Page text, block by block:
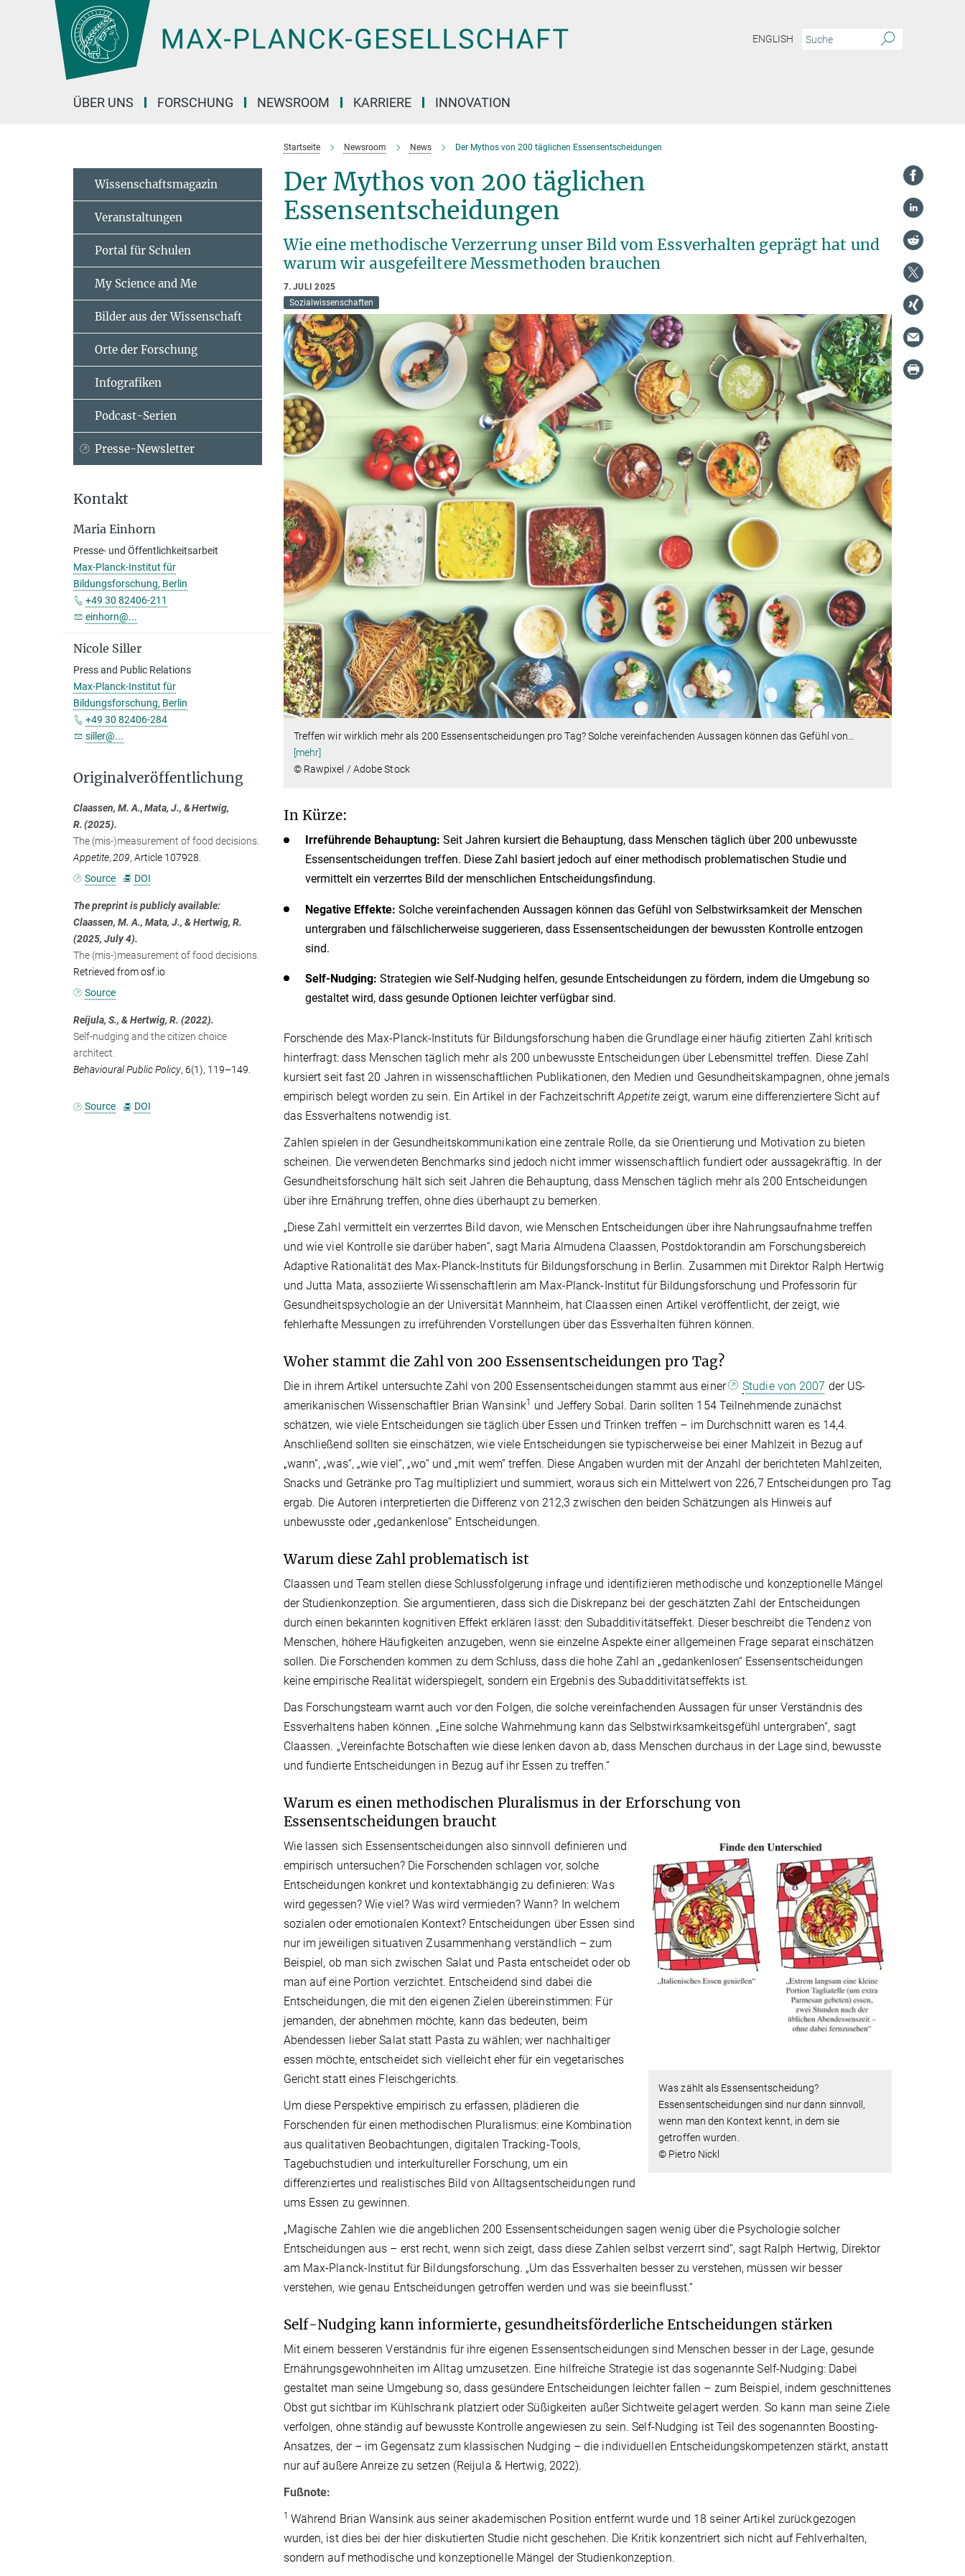
Hauptinhalt
ENGLISH
ÜBER UNS FORSCHUNG NEWSROOM KARRIERE INNOVATION
Startseite Newsroom News Der Mythos von 200 täglichen Essensentscheidungen
Der Mythos von 200 täglichen
Essensentscheidungen
Wie eine methodische Verzerrung unser Bild vom Essverhalten geprägt hat und
warum wir ausgefeiltere Messmethoden brauchen
7. JULI 2025
Sozialwissenschaften
Treffen wir wirklich mehr als 200 Essensentscheidungen pro Tag? Solche vereinfachenden Aussagen können das Gefühl von…
[mehr]
© Rawpixel / Adobe Stock
In Kürze:
Irreführende Behauptung: Seit Jahren kursiert die Behauptung, dass Menschen täglich über 200 unbewusste
Essensentscheidungen treffen. Diese Zahl basiert jedoch auf einer methodisch problematischen Studie und
vermittelt ein verzerrtes Bild der menschlichen Entscheidungsfindung.
Negative Effekte: Solche vereinfachenden Aussagen können das Gefühl von Selbstwirksamkeit der Menschen
untergraben und fälschlicherweise suggerieren, dass Essensentscheidungen der bewussten Kontrolle entzogen
sind.
Self-Nudging: Strategien wie Self-Nudging helfen, gesunde Entscheidungen zu fördern, indem die Umgebung so
gestaltet wird, dass gesunde Optionen leichter verfügbar sind.
Forschende des Max-Planck-Instituts für Bildungsforschung haben die Grundlage einer häufig zitierten Zahl kritisch
hinterfragt: dass Menschen täglich mehr als 200 unbewusste Entscheidungen über Lebensmittel treffen. Diese Zahl
kursiert seit fast 20 Jahren in wissenschaftlichen Publikationen, den Medien und Gesundheitskampagnen, ohne jemals
empirisch belegt worden zu sein. Ein Artikel in der FachzeitschriftAppetitezeigt, warum eine differenziertere Sicht auf
das Essverhaltens notwendig ist.
Zahlen spielen in der Gesundheitskommunikation eine zentrale Rolle, da sie Orientierung und Motivation zu bieten
scheinen. Die verwendeten Benchmarks sind jedoch nicht immer wissenschaftlich fundiert oder aussagekräftig. In der
Gesundheitsforschung hält sich seit Jahren die Behauptung, dass Menschen täglich mehr als 200 Entscheidungen
über ihre Ernährung treffen, ohne dies überhaupt zu bemerken.
„Diese Zahl vermittelt ein verzerrtes Bild davon, wie Menschen Entscheidungen über ihre Nahrungsaufnahme treffen
und wie viel Kontrolle sie darüber haben“, sagt Maria Almudena Claassen, Postdoktorandin am Forschungsbereich
Adaptive Rationalität des Max-Planck-Instituts für Bildungsforschung in Berlin. Zusammen mit Direktor Ralph Hertwig
und Jutta Mata, assoziierte Wissenschaftlerin am Max-Planck-Institut für Bildungsforschung und Professorin für
Gesundheitspsychologie an der Universität Mannheim, hat Claassen einen Artikel veröffentlicht, der zeigt, wie
fehlerhafte Messungen zu irreführenden Vorstellungen über das Essverhalten führen können.
Woher stammt die Zahl von 200 Essensentscheidungen pro Tag?
Die in ihrem Artikel untersuchte Zahl von 200 Essensentscheidungen stammt aus einer Studie von 2007 der US-
amerikanischen Wissenschaftler Brian Wansink1 und Jeffery Sobal. Darin sollten 154 Teilnehmende zunächst
schätzen, wie viele Entscheidungen sie täglich über Essen und Trinken treffen – im Durchschnitt waren es 14,4.
Anschließend sollten sie einschätzen, wie viele Entscheidungen sie typischerweise bei einer Mahlzeit in Bezug auf
„wann“, „was“, „wie viel“, „wo“ und „mit wem“ treffen. Diese Angaben wurden mit der Anzahl der berichteten Mahlzeiten,
Snacks und Getränke pro Tag multipliziert und summiert, woraus sich ein Mittelwert von 226,7 Entscheidungen pro Tag
ergab. Die Autoren interpretierten die Differenz von 212,3 zwischen den beiden Schätzungen als Hinweis auf
unbewusste oder „gedankenlose“ Entscheidungen.
Warum diese Zahl problematisch ist
Claassen und Team stellen diese Schlussfolgerung infrage und identifizieren methodische und konzeptionelle Mängel
der Studienkonzeption. Sie argumentieren, dass sich die Diskrepanz bei der geschätzten Zahl der Entscheidungen
durch einen bekannten kognitiven Effekt erklären lässt: den Subadditivitätseffekt. Dieser beschreibt die Tendenz von
Menschen, höhere Häufigkeiten anzugeben, wenn sie einzelne Aspekte einer allgemeinen Frage separat einschätzen
sollen. Die Forschenden kommen zu dem Schluss, dass die hohe Zahl an „gedankenlosen“ Essensentscheidungen
keine empirische Realität widerspiegelt, sondern ein Ergebnis des Subadditivitätseffekts ist.
Das Forschungsteam warnt auch vor den Folgen, die solche vereinfachenden Aussagen für unser Verständnis des
Essverhaltens haben können. „Eine solche Wahrnehmung kann das Selbstwirksamkeitsgefühl untergraben“, sagt
Claassen. „Vereinfachte Botschaften wie diese lenken davon ab, dass Menschen durchaus in der Lage sind, bewusste
und fundierte Entscheidungen in Bezug auf ihr Essen zu treffen.“
Warum es einen methodischen Pluralismus in der Erforschung von
Essensentscheidungen braucht
Was zählt als Essensentscheidung?
Essensentscheidungen sind nur dann sinnvoll,
wenn man den Kontext kennt, in dem sie
getroffen wurden.
© Pietro Nickl
Wie lassen sich Essensentscheidungen also sinnvoll definieren und
empirisch untersuchen? Die Forschenden schlagen vor, solche
Entscheidungen konkret und kontextabhängig zu definieren: Was
wird gegessen? Wie viel? Was wird vermieden? Wann? In welchem
sozialen oder emotionalen Kontext? Entscheidungen über Essen sind
nur im jeweiligen situativen Zusammenhang verständlich – zum
Beispiel, ob man sich zwischen Salat und Pasta entscheidet oder ob
man auf eine Portion verzichtet. Entscheidend sind dabei die
Entscheidungen, die mit den eigenen Zielen übereinstimmen: Für
jemanden, der abnehmen möchte, kann das bedeuten, beim
Abendessen lieber Salat statt Pasta zu wählen; wer nachhaltiger
essen möchte, entscheidet sich vielleicht eher für ein vegetarisches
Gericht statt eines Fleischgerichts.
Um diese Perspektive empirisch zu erfassen, plädieren die
Forschenden für einen methodischen Pluralismus: eine Kombination
aus qualitativen Beobachtungen, digitalen Tracking-Tools,
Tagebuchstudien und interkultureller Forschung, um ein
differenziertes und realistisches Bild von Alltagsentscheidungen rund
ums Essen zu gewinnen.
„Magische Zahlen wie die angeblichen 200 Essensentscheidungen sagen wenig über die Psychologie solcher
Entscheidungen aus – erst recht, wenn sich zeigt, dass diese Zahlen selbst verzerrt sind“, sagt Ralph Hertwig, Direktor
am Max-Planck-Institut für Bildungsforschung. „Um das Essverhalten besser zu verstehen, müssen wir besser
verstehen, wie genau Entscheidungen getroffen werden und was sie beeinflusst.“
Self-Nudging kann informierte, gesundheitsförderliche Entscheidungen stärken
Mit einem besseren Verständnis für ihre eigenen Essensentscheidungen sind Menschen besser in der Lage, gesunde
Ernährungsgewohnheiten im Alltag umzusetzen. Eine hilfreiche Strategie ist das sogenannte Self-Nudging: Dabei
gestaltet man seine Umgebung so, dass gesündere Entscheidungen leichter fallen – zum Beispiel, indem geschnittenes
Obst gut sichtbar im Kühlschrank platziert oder Süßigkeiten außer Sichtweite gelagert werden. So kann man seine Ziele
verfolgen, ohne ständig auf bewusste Kontrolle angewiesen zu sein. Self-Nudging ist Teil des sogenannten Boosting-
Ansatzes, der – im Gegensatz zum klassischen Nudging – die individuellen Entscheidungskompetenzen stärkt, anstatt
nur auf äußere Anreize zu setzen (Reijula & Hertwig, 2022).
Fußnote:
1 Während Brian Wansink aus seiner akademischen Position entfernt wurde und 18 seiner Artikel zurückgezogen
wurden, ist dies bei der hier diskutierten Studie nicht geschehen. Die Kritik konzentriert sich nicht auf Fehlverhalten,
sondern auf methodische und konzeptionelle Mängel der Studienkonzeption.
Wissenschaftsmagazin
Veranstaltungen
Portal für Schulen
My Science and Me
Bilder aus der Wissenschaft
Orte der Forschung
Infografiken
Podcast-Serien
Presse-Newsletter
Kontakt
Maria Einhorn
Presse- und Öffentlichkeitsarbeit
Max-Planck-Institut für
Bildungsforschung, Berlin
+49 30 82406-211
einhorn@...
Nicole Siller
Press and Public Relations
Max-Planck-Institut für
Bildungsforschung, Berlin
+49 30 82406-284
siller@...
Originalveröffentlichung
Claassen, M. A., Mata, J., & Hertwig,
R. (2025).
The (mis-)measurement of food decisions.
Appetite, 209, Article 107928.
Source
DOI
The preprint is publicly available:
Claassen, M. A., Mata, J., & Hertwig, R.
(2025, July 4).
The (mis-)measurement of food decisions.
Retrieved from osf.io
Source
Reijula, S., & Hertwig, R. (2022).
Self-nudging and the citizen choice
architect.
Behavioural Public Policy, 6(1), 119–149.
Source DOI